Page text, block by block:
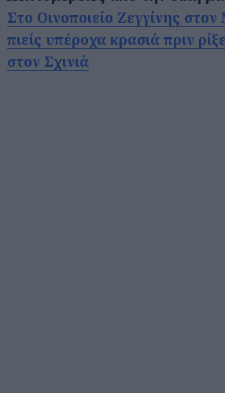
Στο Οινοποιείο Ζεγγίνης
πιείς υπέροχα κρασιά πριν
στον Σχινιά